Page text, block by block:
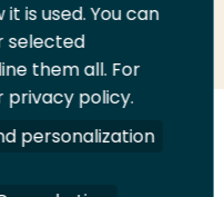
Index
is used. You can
selected
them all. For
privacy policy.
personalization